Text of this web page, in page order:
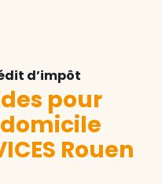
d’impôt
pour
Rouen